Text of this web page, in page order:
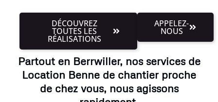
DÉCOUVREZ
TOUTES LES
RÉALISATIONS
APPELEZ-
NOUS
Partout en Berrwiller, nos services de
Location Benne de chantier proche
de chez vous, nous agissons